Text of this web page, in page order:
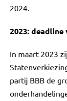
2024.
2023: deadline
In maart 2023
partij BBB de